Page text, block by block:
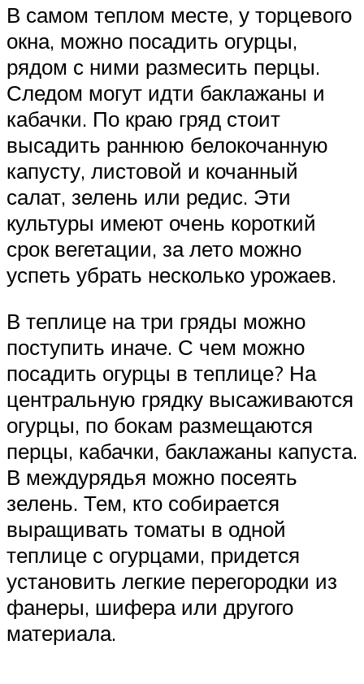
В самом теплом месте, у торцевого
окна, можно посадить огурцы,
рядом с ними размесить перцы.
Следом могут идти баклажаны и
кабачки. По краю гряд стоит
высадить раннюю белокочанную
капусту, листовой и кочанный
салат, зелень или редис. Эти
культуры имеют очень короткий
срок вегетации, за лето можно
успеть убрать несколько урожаев.
В теплице на три гряды можно
поступить иначе. С чем можно
посадить огурцы в теплице? На
центральную грядку высаживаются
огурцы, по бокам размещаются
перцы, кабачки, баклажаны капуста.
В междурядья можно посеять
зелень. Тем, кто собирается
выращивать томаты в одной
теплице с огурцами, придется
установить легкие перегородки из
фанеры, шифера или другого
материала.